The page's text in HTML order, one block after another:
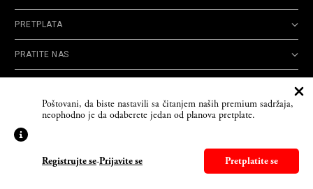
Poštovani, da biste nastavili sa čitanjem naših premium sadržaja,
neophodno je da odaberete jedan od planova pretplate.
Registrujte se-Prijavite se Pretplatite se
PRETPLATA
PRATITE NAS
privatnosti
korišćenja
reklamacija
Policy
© 2026Velike priče- TCT News and Entertainment - Sva prava zadržana. Developed